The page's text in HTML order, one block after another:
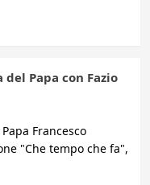
Papa con Fazio
Francesco
"Che tempo che fa",